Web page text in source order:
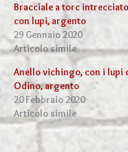
Bracciale a torc
con lupi, argento
29 Gennaio 2020
Articolo simile
Anello vichingo, con i lupi
Odino, argento
20 Febbraio 2020
Articolo simile